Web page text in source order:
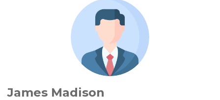
James Madison